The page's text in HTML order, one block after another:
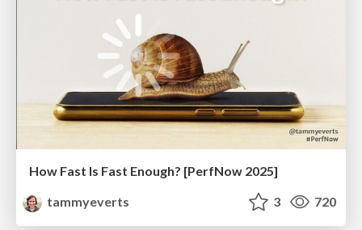
How Fast Is Fast Enough? [PerfNow 2025]
tammyeverts
3 720